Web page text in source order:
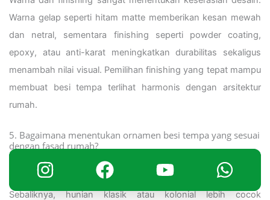
Warna gelap seperti hitam matte memberikan kesan mewah
dan netral, sementara finishing seperti powder coating,
epoxy, atau anti-karat meningkatkan durabilitas sekaligus
menambah nilai visual. Pemilihan finishing yang tepat mampu
membuat besi tempa terlihat harmonis dengan arsitektur
rumah.
5. Bagaimana menentukan ornamen besi tempa yang sesuai
dengan fasad rumah?
Sesuaikan ornamen dengan gaya arsitektur hunian. Untuk
rumah minimalis, gunakan ornamen tipis dan sederhana.
Sebaliknya, hunian klasik atau kolonial lebih cocok